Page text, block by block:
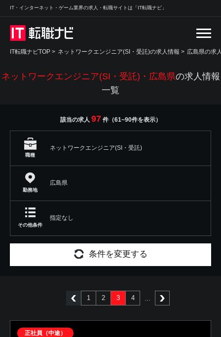
IT・インターネット・ゲーム業界の求人・転職サイトは「IT転職ナビ」
IT転職ナビTOP > ネットワークエンジニア(SI・受託)の求人情報 > 広島県の求
ネットワークエンジニア(SI・受託)・広島県の求人情報
一覧
該当の求人 97 件（61~90件を表示）
職種
ネットワークエンジニア(SI・受託)
勤務地
広島県
その他条件
指定なし
条件を変更する
1 2 3 4
正社員（中途）